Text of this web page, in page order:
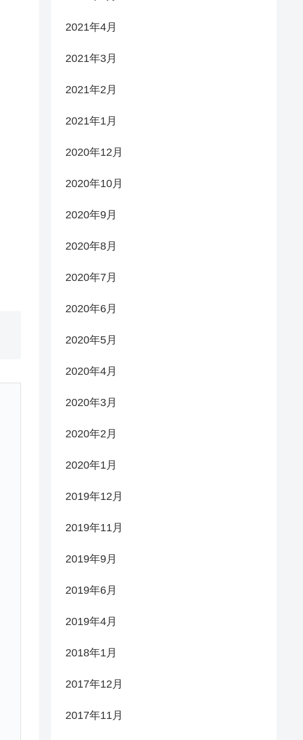
2021年4月
2021年3月
2021年2月
2021年1月
2020年12月
2020年10月
2020年9月
2020年8月
2020年7月
2020年6月
2020年5月
2020年4月
2020年3月
2020年2月
2020年1月
2019年12月
2019年11月
2019年9月
2019年6月
2019年4月
2018年1月
2017年12月
2017年11月